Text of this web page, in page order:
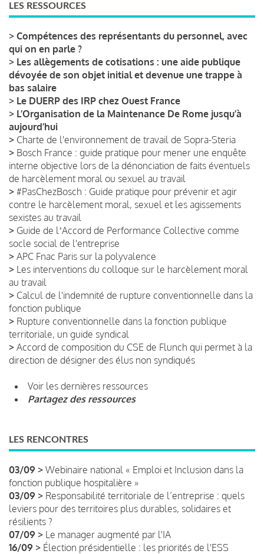
LES RESSOURCES
> Compétences des représentants du personnel, avec
qui on en parle ?
> Les allègements de cotisations : une aide publique
dévoyée de son objet initial et devenue une trappe à
bas salaire
> Le DUERP des IRP chez Ouest France
> L’Organisation de la Maintenance De Rome jusqu’à
aujourd’hui
> Charte de l'environnement de travail de Sopra-Steria
> Bosch France : guide pratique pour mener une enquête
interne objective lors de la dénonciation de faits éventuels
de harcèlement moral ou sexuel au travail
> #PasChezBosch : Guide pratique pour prévenir et agir
contre le harcèlement moral, sexuel et les agissements
sexistes au travail
> Guide de lʼAccord de Performance Collective comme
socle social de l'entreprise
> APC Fnac Paris sur la polyvalence
> Les interventions du colloque sur le harcèlement moral
au travail
> Calcul de l'indemnité de rupture conventionnelle dans la
fonction publique
> Rupture conventionnelle dans la fonction publique
territoriale, un guide syndical
> Accord de composition du CSE de Flunch qui permet à la
direction de désigner des élus non syndiqués
Voir les dernières ressources
Partagez des ressources
LES RENCONTRES
03/09 > Webinaire national « Emploi et Inclusion dans la
fonction publique hospitalière »
03/09 > Responsabilité territoriale de l’entreprise : quels
leviers pour des territoires plus durables, solidaires et
résilients ?
07/09 > Le manager augmenté par l'IA
16/09 > Élection présidentielle : les priorités de l'ESS